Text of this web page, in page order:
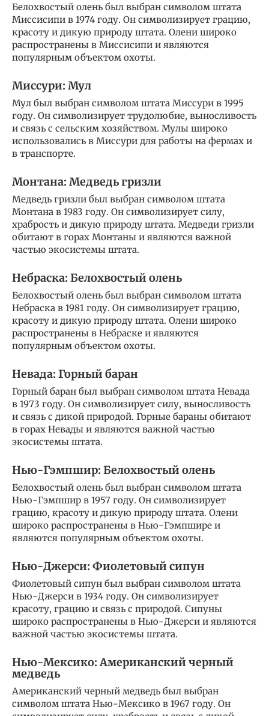
Белохвостый олень был выбран символом штата
Миссисипи в 1974 году. Он символизирует грацию,
красоту и дикую природу штата. Олени широко
распространены в Миссисипи и являются
популярным объектом охоты.
Миссури: Мул
Мул был выбран символом штата Миссури в 1995
году. Он символизирует трудолюбие, выносливость
и связь с сельским хозяйством. Мулы широко
использовались в Миссури для работы на фермах и
в транспорте.
Монтана: Медведь гризли
Медведь гризли был выбран символом штата
Монтана в 1983 году. Он символизирует силу,
храбрость и дикую природу штата. Медведи гризли
обитают в горах Монтаны и являются важной
частью экосистемы штата.
Небраска: Белохвостый олень
Белохвостый олень был выбран символом штата
Небраска в 1981 году. Он символизирует грацию,
красоту и дикую природу штата. Олени широко
распространены в Небраске и являются
популярным объектом охоты.
Невада: Горный баран
Горный баран был выбран символом штата Невада
в 1973 году. Он символизирует силу, выносливость
и связь с дикой природой. Горные бараны обитают
в горах Невады и являются важной частью
экосистемы штата.
Нью-Гэмпшир: Белохвостый олень
Белохвостый олень был выбран символом штата
Нью-Гэмпшир в 1957 году. Он символизирует
грацию, красоту и дикую природу штата. Олени
широко распространены в Нью-Гэмпшире и
являются популярным объектом охоты.
Нью-Джерси: Фиолетовый сипун
Фиолетовый сипун был выбран символом штата
Нью-Джерси в 1934 году. Он символизирует
красоту, грацию и связь с природой. Сипуны
широко распространены в Нью-Джерси и являются
важной частью экосистемы штата.
Нью-Мексико: Американский черный
медведь
Американский черный медведь был выбран
символом штата Нью-Мексико в 1967 году. Он